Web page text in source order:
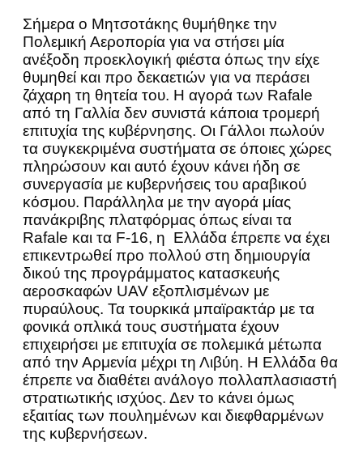
Σήμερα ο Μητσοτάκης θυμήθηκε την
Πολεμική Αεροπορία για να στήσει μία
ανέξοδη προεκλογική φιέστα όπως την είχε
θυμηθεί και προ δεκαετιών για να περάσει
ζάχαρη τη θητεία του. Η αγορά των Rafale
από τη Γαλλία δεν συνιστά κάποια τρομερή
επιτυχία της κυβέρνησης. Οι Γάλλοι πωλούν
τα συγκεκριμένα συστήματα σε όποιες χώρες
πληρώσουν και αυτό έχουν κάνει ήδη σε
συνεργασία με κυβερνήσεις του αραβικού
κόσμου. Παράλληλα με την αγορά μίας
πανάκριβης πλατφόρμας όπως είναι τα
Rafale και τα F-16, η Ελλάδα έπρεπε να έχει
επικεντρωθεί προ πολλού στη δημιουργία
δικού της προγράμματος κατασκευής
αεροσκαφών UAV εξοπλισμένων με
πυραύλους. Τα τουρκικά μπαϊρακτάρ με τα
φονικά οπλικά τους συστήματα έχουν
επιχειρήσει με επιτυχία σε πολεμικά μέτωπα
από την Αρμενία μέχρι τη Λιβύη. Η Ελλάδα θα
έπρεπε να διαθέτει ανάλογο πολλαπλασιαστή
στρατιωτικής ισχύος. Δεν το κάνει όμως
εξαιτίας των πουλημένων και διεφθαρμένων
της κυβερνήσεων.